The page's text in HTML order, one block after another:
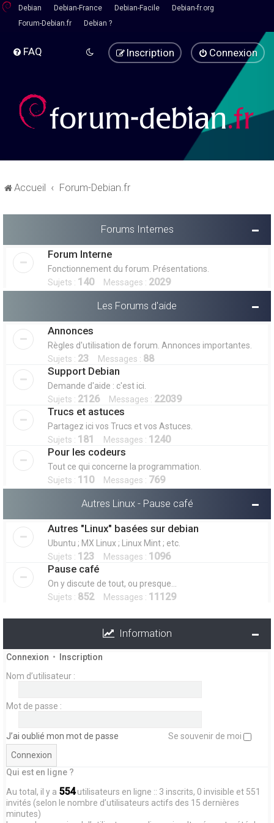
Debian Debian-France Debian-Facile
Debian-fr.org
Forum-Debian.fr
Debian ?
FAQ Connexion
Inscription
Accueil Forum-Debian.fr
Forums Internes
Forum Interne
Fonctionnement du forum. Présentations.
Sujets : 140Messages : 2029
Les Forums d'aide
Annonces
Règles d'utilisation de forum. Annonces importantes.
Sujets : 23 Messages : 88
Support Debian
Demande d'aide : c'est ici.
Sujets : 2126Messages : 22039
Trucs et astuces
Partagez ici vos Trucs et vos Astuces.
Sujets : 181 Messages : 1240
Pour les codeurs
Tout ce qui concerne la programmation.
Sujets : 110Messages : 769
Autres Linux - Pause café
Autres "Linux" basées sur debian
Ubuntu ; MX Linux ; Linux Mint ; etc.
Sujets : 123 Messages : 1096
Pause café
On y discute de tout, ou presque...
Sujets : 852Messages : 11129
Information
Connexion •
Inscription
Nom d’utilisateur :
Mot de passe :
J’ai oublié mon mot de passe Se souvenir de moi
Qui est en ligne ?
Au total, il y a 554utilisateurs en ligne :: 3 inscrits, 0 invisible et 551
invités (selon le nombre d’utilisateurs actifs des 15 dernières
minutes)